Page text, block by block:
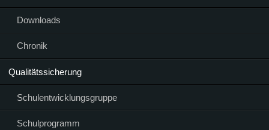
Downloads
Chronik
Qualitätssicherung
Schulentwicklungsgruppe
Schulprogramm